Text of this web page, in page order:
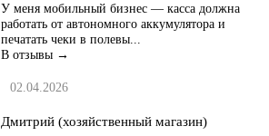
У меня мобильный бизнес — касса должна
работать от автономного аккумулятора и
печатать чеки в полевы...
В отзывы →
02.04.2026
Дмитрий (хозяйственный магазин)